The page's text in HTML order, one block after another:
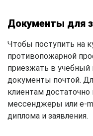
Документы для
Чтобы поступить на
противопожарной
приезжать в учебный
документы почтой.
клиентам достаточно
мессенджеры или e-
диплома и заявления.